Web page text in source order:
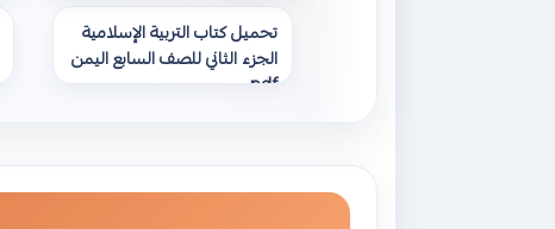
تحميل كتاب التربية الإسلامية
الجزء الثاني للصف السابع اليمن
pdf